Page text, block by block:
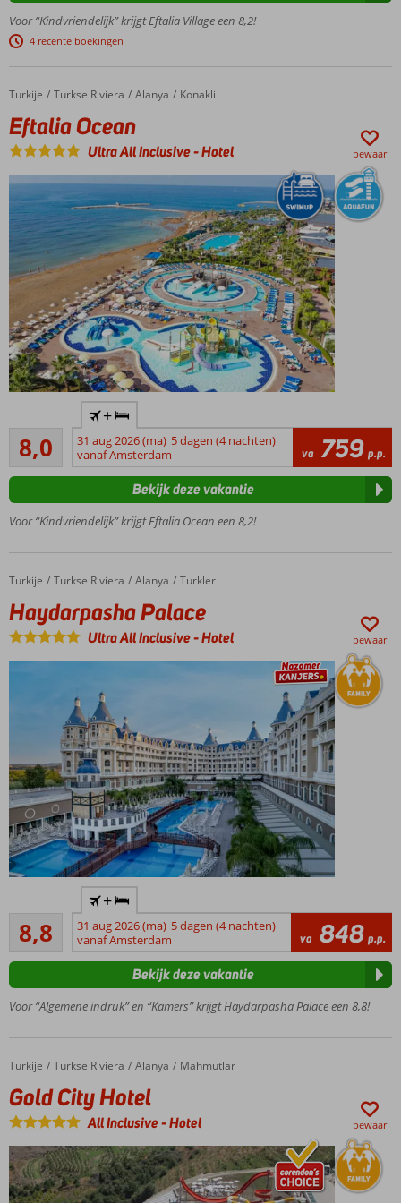
Ruim
opgezet
vakantiedorp
in het groen
laagbouw
Urenlang
zwemplezier
en gave
glijbanen op
Eftalia
Island!
Nette
familiekamers
voor het hele
Boordevol
vermaak
en
activiteiten
voor jong
Voor “Kindvriendelijk” krijgt Eftalia Village een 8,2!
4 recente boekingen
Home
Turkije Turkse Riviera Alanya Konakli
Eftalia Ocean
Eftalia Ocean
Ultra All Inclusive-Hotel bewaar
Voor het
hele gezin,
met
privéstrand
Eindeloos
en
spetterpret
op Eftalia
Verblijf in een
comfortabele,
ruime
(familie)kamer
of boek een
Ultra All
Inclusive
drankjes
Een
heerlijke
spa,
miniclub
en volop
vermaak &
activiteiten
8,0Zeer goed
160
beoordelingen
+
31 aug 2026 (ma) 5 dagen (4 nachten)
vanaf Amsterdam
va 759 p.p.
Voor “Kindvriendelijk” krijgt Eftalia Ocean een 8,2!
Bekijk deze vakantie
Home
Turkije Turkse Riviera Alanya Turkler
Haydarpasha Palace
Haydarpasha Palace
Ultra All Inclusive-Hotel bewaar
hotel
vlak bij
het
Zwembad
met
glijbanen
restaurants
24 uur
per dag
eten en
drinken
8,8
Aanrader
215
beoordelingen
+
31 aug 2026 (ma) 5 dagen (4 nachten)
vanaf Amsterdam
va 848 p.p.
Voor “Algemene indruk” en “Kamers” krijgt Haydarpasha Palace een 8,8!
Bekijk deze vakantie
Home
Turkije Turkse Riviera Alanya Mahmutlar
Gold City Hotel
Gold City Hotel
All Inclusive-Hotel bewaar